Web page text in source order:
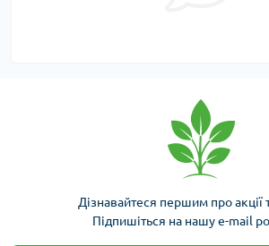
Дізнавайтеся першим про акції
Підпишіться на нашу e-mail